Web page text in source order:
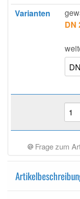
Varianten
DN
Frage zum